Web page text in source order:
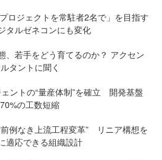
ロジェクトを常駐者2名で」を目指す
タルゼネコンにも変化
、若手をどう育てるのか？ アクセン
タントに聞く
ントの“量産体制”を確立 開発基盤
の工数短縮
例なき上流工程変革” リニア構想を
適応できる組織設計